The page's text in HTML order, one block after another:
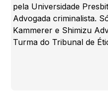
pela Universidade
Advogada criminalista.
Kammerer e Shimizu
Turma do Tribunal de